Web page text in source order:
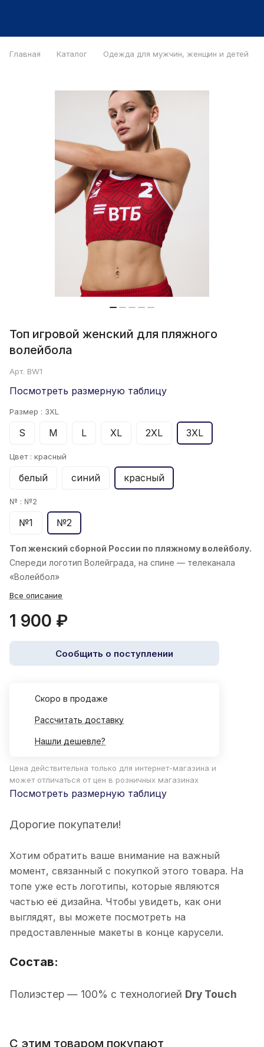
Главная Каталог Одежда для мужчин, женщин и детей
Топ игровой женский для пляжного
волейбола
Арт. BW1
Посмотреть размерную таблицу
Размер : 3XL
S M L XL 2XL 3XL
Цвет : красный
белый синий красный
№ : №2
№1 №2
Топ женский сборной России по пляжному волейболу.
Спереди логотип Волейграда, на спине — телеканала
«Волейбол»
Все описание
1 900 ₽
Сообщить о поступлении
Cкоро в продаже
Рассчитать доставку
Нашли дешевле?
Цена действительна только для интернет-магазина и
может отличаться от цен в розничных магазинах
Посмотреть размерную таблицу
Дорогие покупатели!
Хотим обратить ваше внимание на важный
момент, связанный с покупкой этого товара. На
топе уже есть логотипы, которые являются
частью её дизайна. Чтобы увидеть, как они
выглядят, вы можете посмотреть на
предоставленные макеты в конце карусели.
Состав:
Полиэстер — 100% с технологией Dry Touch
С этим товаром покупают